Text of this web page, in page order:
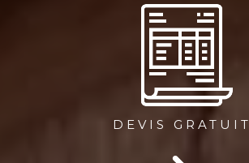
DEVIS GRATUIT